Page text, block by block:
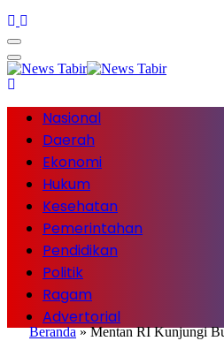
Nasional
Daerah
Ekonomi
Hukum
Kesehatan
Pemerintahan
Pendidikan
Politik
Ragam
Advertorial
Beranda»Mentan RI Kunjungi